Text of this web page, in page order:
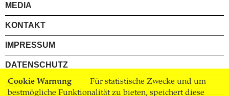
Cookie Warnung
Für statistische Zwecke und um
bestmögliche Funktionalität zu bieten, speichert diese
MEDIA
KONTAKT
IMPRESSUM
DATENSCHUTZ
AGB